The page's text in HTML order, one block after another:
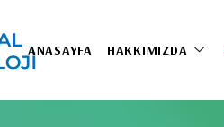
ANASAYFA HAKKIMIZDA